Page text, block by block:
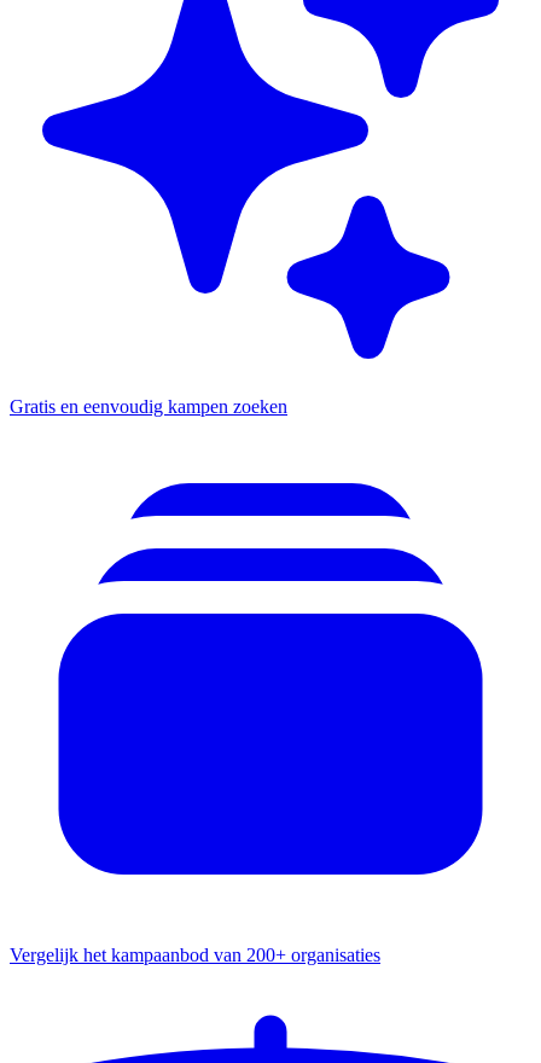
Gratis en eenvoudig kampen zoeken
Vergelijk het kampaanbod van 200+ organisaties